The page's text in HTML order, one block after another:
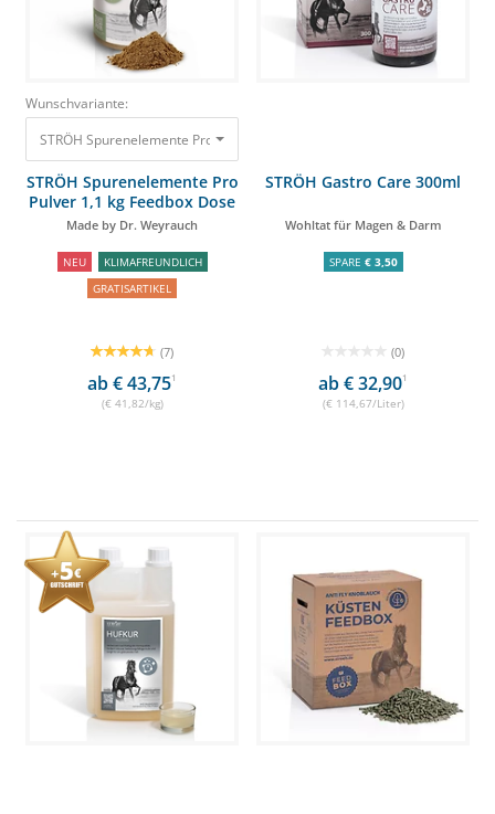
Wunschvariante:
STRÖH Spurenelemente Pro Pulver 1,1 kg Feedbox Dose Made by Dr.
STRÖH Spurenelemente Pro
Pulver 1,1 kg Feedbox Dose
Made by Dr. Weyrauch
NEU
KLIMAFREUNDLICH
GRATISARTIKEL
(7)
ab € 43,751
(€ 41,82/kg)
STRÖH Gastro Care 300ml
Wohltat für Magen & Darm
SPARE € 3,50
(0)
ab € 32,901
(€ 114,67/Liter)